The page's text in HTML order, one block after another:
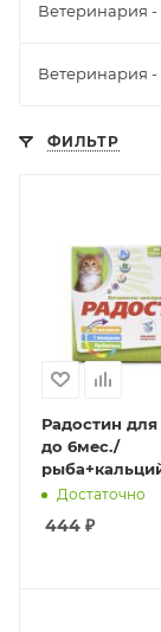
Ветеринария
Ветеринария -
ФИЛЬТР
Радостин для
до 6мес./
до 09.26.
Достаточно
444 ₽